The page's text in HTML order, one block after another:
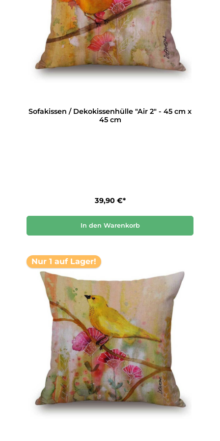
Sofakissen / Dekokissenhülle "Air 2" - 45 cm x
45 cm
39,90 €*
In den Warenkorb
Nur 1 auf Lager!